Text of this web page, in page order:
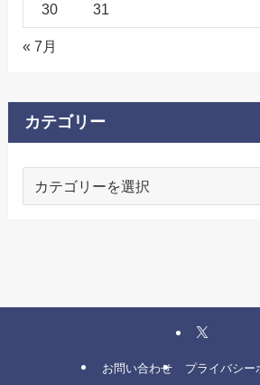
30 31
« 7月
カテゴリー
お問い合わせ プライバシー